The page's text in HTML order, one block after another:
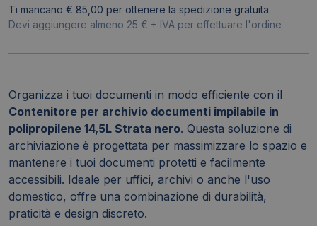
-
litri
2000440160
Ti mancano € 85,00 per ottenere la spedizione gratuita.
Devi aggiungere almeno 25 € + IVA per effettuare l'ordine
Organizza i tuoi documenti in modo efficiente con il
Contenitore per archivio documenti impilabile in
polipropilene 14,5L Strata nero. Questa soluzione di
archiviazione è progettata per massimizzare lo spazio e
mantenere i tuoi documenti protetti e facilmente
accessibili. Ideale per uffici, archivi o anche l'uso
domestico, offre una combinazione di durabilità,
praticità e design discreto.